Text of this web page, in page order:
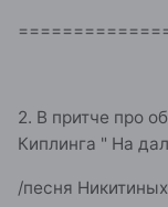
2. В притче про
Киплинга " На
/песня